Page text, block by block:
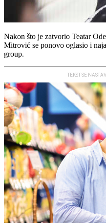
Nakon što je zatvorio Teatar
Mitrović se ponovo oglasio i
group.
TEKST SE